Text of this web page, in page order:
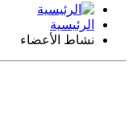
الرئيسية
نشاط الأعضاء